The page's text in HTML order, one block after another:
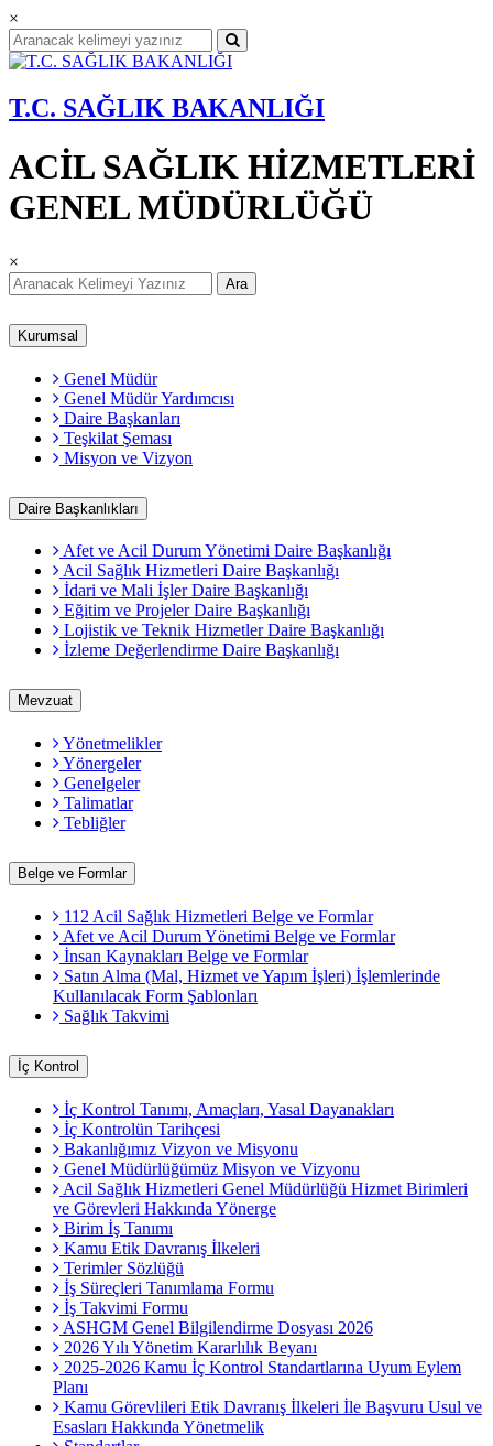
×
T.C. SAĞLIK BAKANLIĞI
ACİL SAĞLIK HİZMETLERİ
GENEL MÜDÜRLÜĞÜ
×
Ara
Kurumsal
Genel Müdür
Genel Müdür Yardımcısı
Daire Başkanları
Teşkilat Şeması
Misyon ve Vizyon
Daire Başkanlıkları
Afet ve Acil Durum Yönetimi Daire Başkanlığı
Acil Sağlık Hizmetleri Daire Başkanlığı
İdari ve Mali İşler Daire Başkanlığı
Eğitim ve Projeler Daire Başkanlığı
Lojistik ve Teknik Hizmetler Daire Başkanlığı
İzleme Değerlendirme Daire Başkanlığı
Mevzuat
Yönetmelikler
Yönergeler
Genelgeler
Talimatlar
Tebliğler
Belge ve Formlar
112 Acil Sağlık Hizmetleri Belge ve Formlar
Afet ve Acil Durum Yönetimi Belge ve Formlar
İnsan Kaynakları Belge ve Formlar
Satın Alma (Mal, Hizmet ve Yapım İşleri) İşlemlerinde
Kullanılacak Form Şablonları
Sağlık Takvimi
İç Kontrol
İç Kontrol Tanımı, Amaçları, Yasal Dayanakları
İç Kontrolün Tarihçesi
Bakanlığımız Vizyon ve Misyonu
Genel Müdürlüğümüz Misyon ve Vizyonu
Acil Sağlık Hizmetleri Genel Müdürlüğü Hizmet Birimleri
ve Görevleri Hakkında Yönerge
Birim İş Tanımı
Kamu Etik Davranış İlkeleri
Terimler Sözlüğü
İş Süreçleri Tanımlama Formu
İş Takvimi Formu
ASHGM Genel Bilgilendirme Dosyası 2026
2026 Yılı Yönetim Kararlılık Beyanı
2025-2026 Kamu İç Kontrol Standartlarına Uyum Eylem
Planı
Kamu Görevlileri Etik Davranış İlkeleri İle Başvuru Usul ve
Esasları Hakkında Yönetmelik